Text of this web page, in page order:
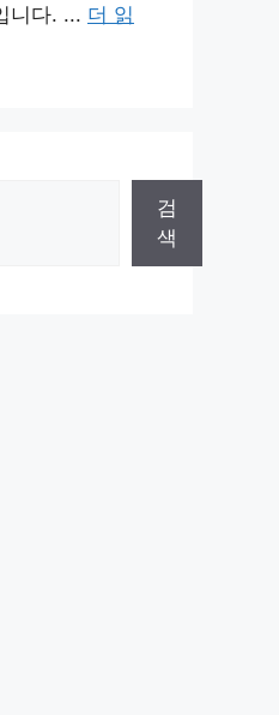
니다. ... 더 읽
검
색